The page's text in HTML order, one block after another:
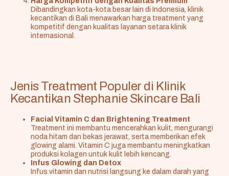
Dibandingkan kota-kota besar lain di Indonesia, klinik
kecantikan di Bali menawarkan harga treatment yang
kompetitif dengan kualitas layanan setara klinik
internasional.
Jenis Treatment Populer di Klinik
Kecantikan Stephanie Skincare Bali
Facial Vitamin C dan Brightening Treatment
Treatment ini membantu mencerahkan kulit, mengurangi
noda hitam dan bekas jerawat, serta memberikan efek
glowing alami. Vitamin C juga membantu meningkatkan
produksi kolagen untuk kulit lebih kencang.
Infus Glowing dan Detox
Infus vitamin dan nutrisi langsung ke dalam darah yang